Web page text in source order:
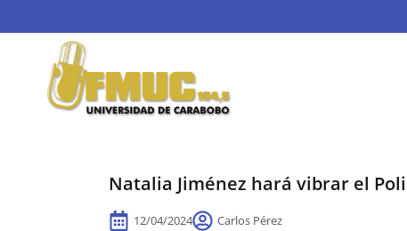
Natalia Jiménez hará vibrar el
12/04/2024 Carlos Pérez